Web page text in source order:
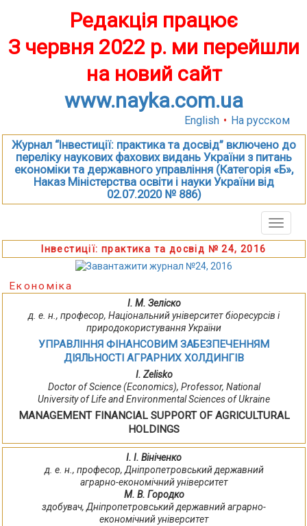
Редакція працює
З червня 2022 р. ми перейшли
на новий сайт
www.nayka.com.ua
English • На русском
Журнал “Інвестиції: практика та досвід” включено до
переліку наукових фахових видань України з питань
економіки та державного управління (Категорія «Б»,
Наказ Міністерства освіти і науки України від
02.07.2020 № 886)
Toggle
Інвестиції: практика та досвід № 24, 2016
Економіка
І. М. Зеліско
д. е. н., професор, Національний університет біоресурсів і
природокористування України
УПРАВЛІННЯ ФІНАНСОВИМ ЗАБЕЗПЕЧЕННЯМ
ДІЯЛЬНОСТІ АГРАРНИХ ХОЛДИНГІВ
I. Zelisko
Doctor of Science (Economics), Professor, National
University of Life and Environmental Sciences of Ukraine
MANAGEMENT FINANCIAL SUPPORT OF AGRICULTURAL
HOLDINGS
І. І. Вініченко
д. е. н., професор, Дніпропетровський державний
аграрно-економічний університет
М. В. Городко
здобувач, Дніпропетровський державний аграрно-
економічний університет